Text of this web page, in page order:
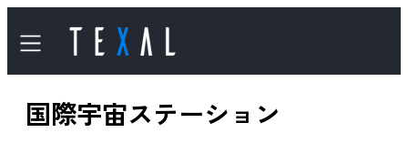
容
を
国際宇宙ステーション